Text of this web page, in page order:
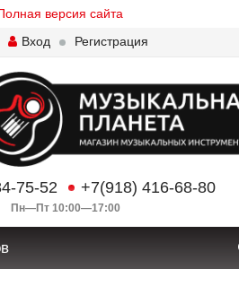
версия сайта
Вход
Регистрация
75-52 +7(918) 416-68-80
Пн—Пт 10:00—17:00